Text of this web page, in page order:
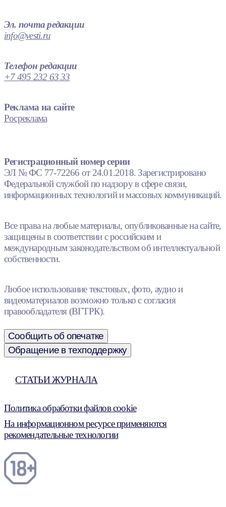
Эл. почта редакции
info@vesti.ru
Телефон редакции
+7 495 232 63 33
Реклама на сайте
Росреклама
Регистрационный номер серии
ЭЛ № ФС 77-72266 от 24.01.2018. Зарегистрировано
Федеральной службой по надзору в сфере связи,
информационных технологий и массовых коммуникаций.
Все права на любые материалы, опубликованные на сайте,
защищены в соответствии с российским и
международным законодательством об интеллектуальной
собственности.
Любое использование текстовых, фото, аудио и
видеоматериалов возможно только с согласия
правообладателя (ВГТРК).
Сообщить об опечатке
Обращение в техподдержку
СТАТЬИ ЖУРНАЛА
Политика обработки файлов cookie
На информационном ресурсе применяются
рекомендательные технологии